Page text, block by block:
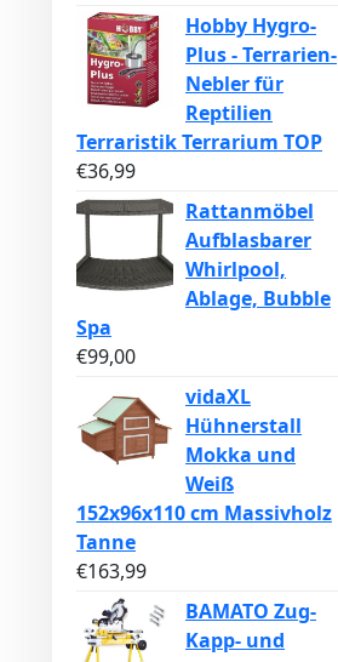
Hobby Hygro-
Plus - Terrarien-
Nebler für
Reptilien
Terraristik Terrarium TOP
€36,99
Rattanmöbel
Aufblasbarer
Whirlpool,
Ablage, Bubble
Spa
€99,00
vidaXL
Hühnerstall
Mokka und
Weiß
152x96x110 cm Massivholz
Tanne
€163,99
BAMATO Zug-
Kapp- und